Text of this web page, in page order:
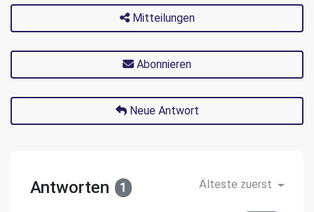
Mitteilungen
Abonnieren
Neue Antwort
Antworten 1 Älteste zuerst